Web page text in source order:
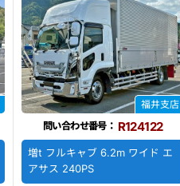
福井支店
問い合わせ番号： R124122
増t フルキャブ 6.2m ワイド エ
アサス 240PS